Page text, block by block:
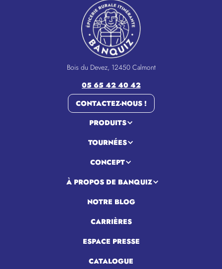
Bois du Devez, 12450 Calmont
05 65 42 40 42
CONTACTEZ-NOUS !
PRODUITS
TOURNÉES
CONCEPT
À PROPOS DE BANQUIZ
NOTRE BLOG
CARRIÈRES
ESPACE PRESSE
CATALOGUE